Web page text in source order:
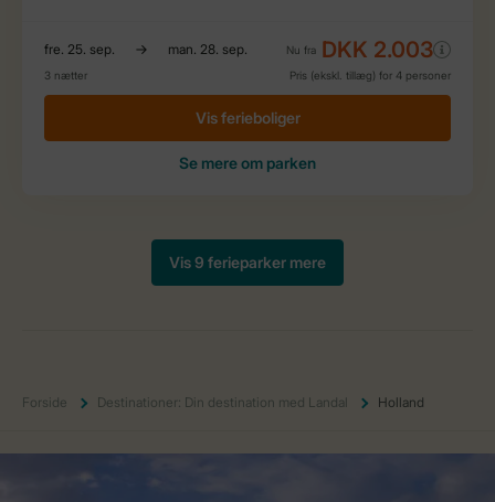
Forside Destinationer: Din destination med Landal Holland